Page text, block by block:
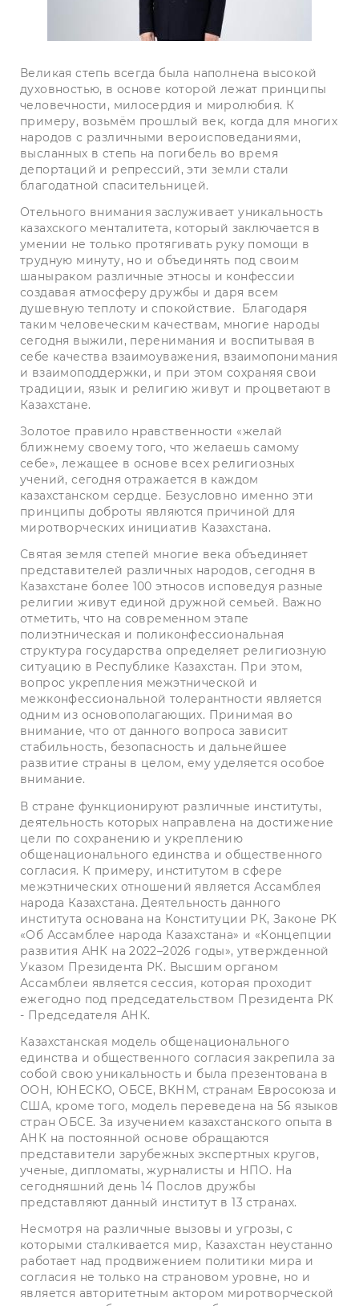
Великая степь всегда была наполнена высокой
духовностью, в основе которой лежат принципы
человечности, милосердия и миролюбия. К
примеру, возьмём прошлый век, когда для многих
народов с различными вероисповеданиями,
высланных в степь на погибель во время
депортаций и репрессий, эти земли стали
благодатной спасительницей.
Отельного внимания заслуживает уникальность
казахского менталитета, который заключается в
умении не только протягивать руку помощи в
трудную минуту, но и объединять под своим
шаныраком различные этносы и конфессии
создавая атмосферу дружбы и даря всем
душевную теплоту и спокойствие. Благодаря
таким человеческим качествам, многие народы
сегодня выжили, перенимания и воспитывая в
себе качества взаимоуважения, взаимопонимания
и взаимоподдержки, и при этом сохраняя свои
традиции, язык и религию живут и процветают в
Казахстане.
Золотое правило нравственности «желай
ближнему своему того, что желаешь самому
себе», лежащее в основе всех религиозных
учений, сегодня отражается в каждом
казахстанском сердце. Безусловно именно эти
принципы доброты являются причиной для
миротворческих инициатив Казахстана.
Святая земля степей многие века объединяет
представителей различных народов, сегодня в
Казахстане более 100 этносов исповедуя разные
религии живут единой дружной семьей. Важно
отметить, что на современном этапе
полиэтническая и поликонфессиональная
структура государства определяет религиозную
ситуацию в Республике Казахстан. При этом,
вопрос укрепления межэтнической и
межконфессиональной толерантности является
одним из основополагающих. Принимая во
внимание, что от данного вопроса зависит
стабильность, безопасность и дальнейшее
развитие страны в целом, ему уделяется особое
внимание.
В стране функционируют различные институты,
деятельность которых направлена на достижение
цели по сохранению и укреплению
общенационального единства и общественного
согласия. К примеру, институтом в сфере
межэтнических отношений является Ассамблея
народа Казахстана. Деятельность данного
института основана на Конституции РК, Законе РК
«Об Ассамблее народа Казахстана» и «Концепции
развития АНК на 2022–2026 годы», утвержденной
Указом Президента РК. Высшим органом
Ассамблеи является сессия, которая проходит
ежегодно под председательством Президента РК
- Председателя АНК.
Казахстанская модель общенационального
единства и общественного согласия закрепила за
собой свою уникальность и была презентована в
ООН, ЮНЕСКО, ОБСЕ, ВКНМ, странам Евросоюза и
США, кроме того, модель переведена на 56 языков
стран ОБСЕ. За изучением казахстанского опыта в
АНК на постоянной основе обращаются
представители зарубежных экспертных кругов,
ученые, дипломаты, журналисты и НПО. На
сегодняшний день 14 Послов дружбы
представляют данный институт в 13 странах.
Несмотря на различные вызовы и угрозы, с
которыми сталкивается мир, Казахстан неустанно
работает над продвижением политики мира и
согласия не только на страновом уровне, но и
является авторитетным актором миротворческой